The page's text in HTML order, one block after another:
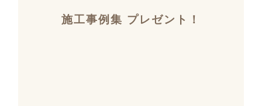
施工事例集 プレゼント！